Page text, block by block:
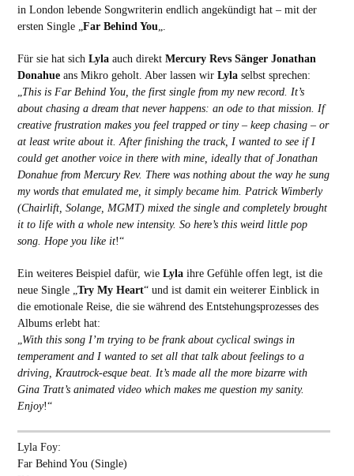
in London lebende Songwriterin endlich angekündigt hat – mit der
ersten Single „ Far Behind You
Für sie hat sich Lylaauch direkt Mercury Revs Sänger Jonathan
Donahueans Mikro geholt. Aber lassen wir Lylaselbst sprechen:
This is Far Behind You, the first single from my new record. It’s
about chasing a dream that never happens: an ode to that mission. If
creative frustration makes you feel trapped or tiny – keep chasing – or
at least write about it. After finishing the track, I wanted to see if I
could get another voice in there with mine, ideally that of Jonathan
Donahue from Mercury Rev. There was nothing about the way he sung
my words that emulated me, it simply became him. Patrick Wimberly
(Chairlift, Solange, MGMT) mixed the single and completely brought
it to life with a whole new intensity. So here’s this weird little pop
song. Hope you like it!“
Ein weiteres Beispiel dafür, wie Lylaihre Gefühle offen legt, ist die
neue Single „ Try My Heart“ und ist damit ein weiterer Einblick in
die emotionale Reise, die sie während des Entstehungsprozesses des
Albums erlebt hat:
With this song I’m trying to be frank about cyclical swings in
temperament and I wanted to set all that talk about feelings to a
driving, Krautrock-esque beat. It’s made all the more bizarre with
Gina Tratt’s animated video which makes me question my sanity.
Enjoy!“
Lyla Foy:
Far Behind You (Single)